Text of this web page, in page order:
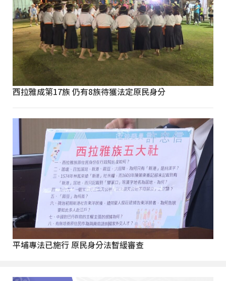
西拉雅成第17族 仍有8族待獲法定原民身分
平埔專法已施行 原民身分法暫緩審查